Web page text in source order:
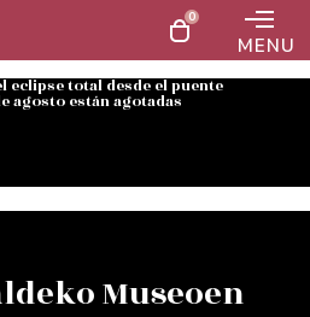
0
MENU
eclipse total desde el puente
agosto están agotadas
Museoen